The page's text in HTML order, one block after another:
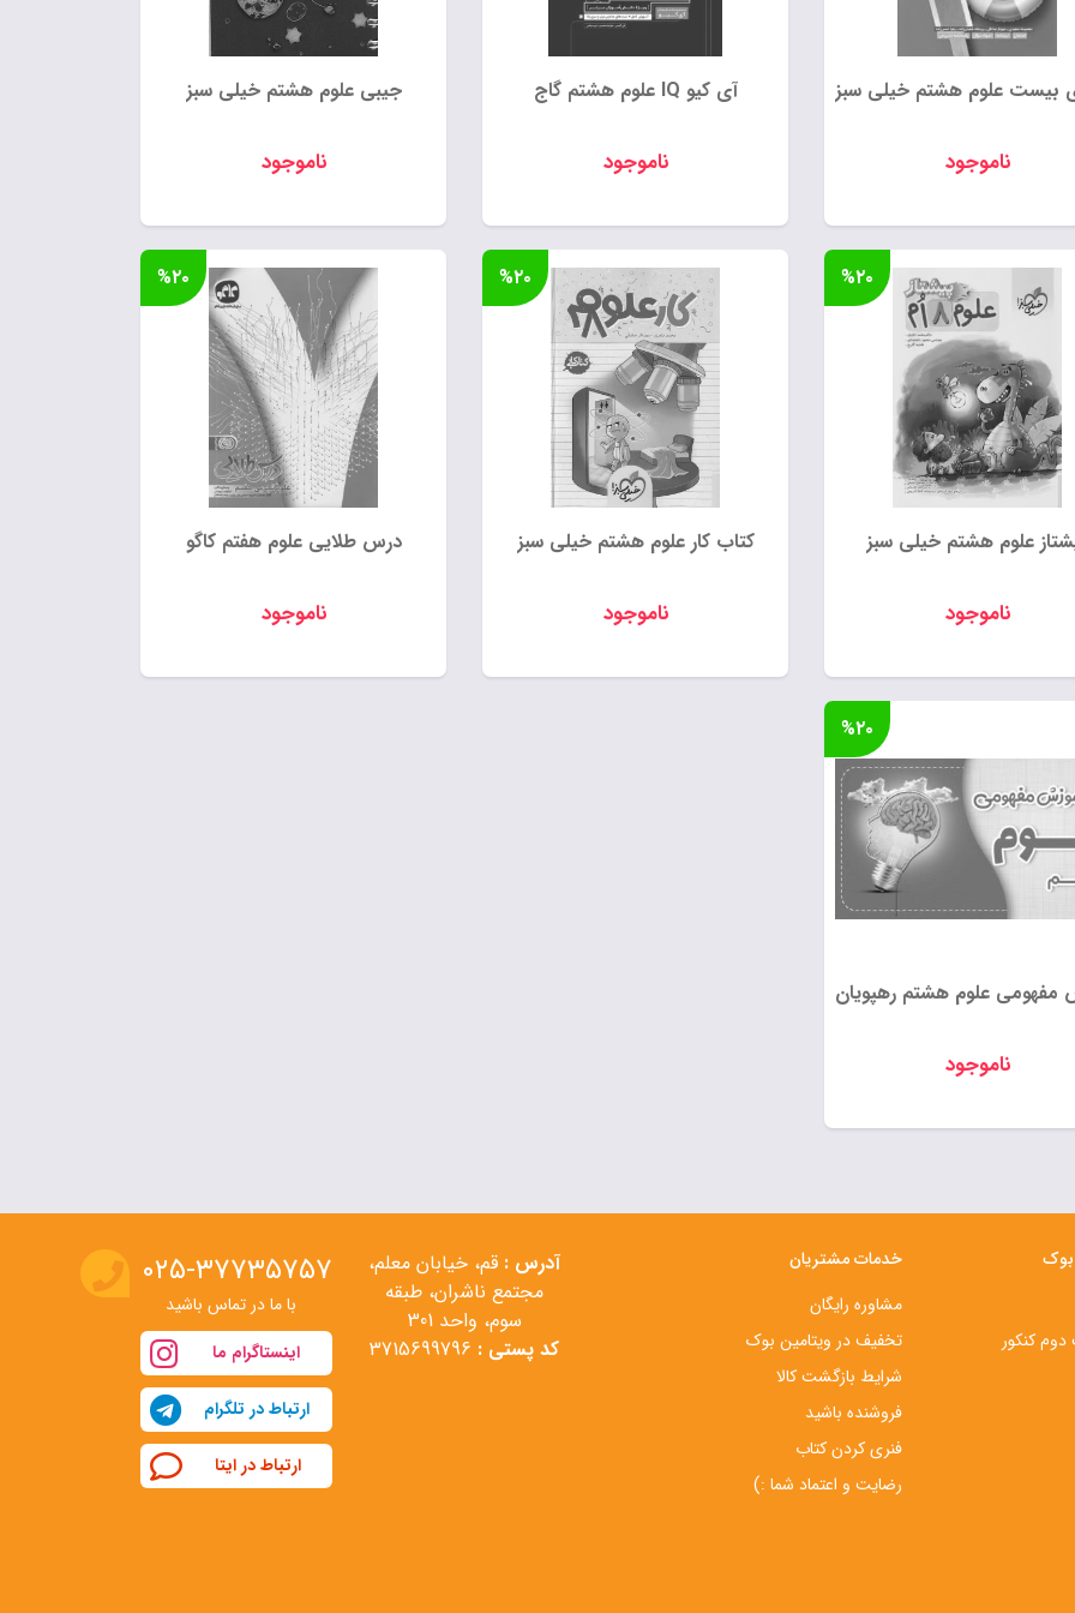
بیست علوم هشتم خیلی سبز
ناموجود
آی کیو IQ علوم هشتم گاج
ناموجود
جیبی علوم هشتم خیلی سبز
ناموجود
علوم هشتم خیلی سبز
ناموجود
%۲۰
کتاب کار علوم هشتم خیلی سبز
ناموجود
%۲۰
درس طلایی علوم هفتم کاگو
ناموجود
%۲۰
مفهومی علوم هشتم رهپویان
ناموجود
%۲۰
بوک
کنکور
خدمات مشتریان
مشاوره رایگان
تخفیف در ویتامین بوک
شرایط بازگشت کالا
فروشنده باشید
فنری کردن کتاب
رضایت و اعتماد شما :)
آدرس : قم، خیابان معلم،
مجتمع ناشران، طبقه
سوم، واحد 301
کد پستی :
۰۲۵-۳۷۷۳۵۷۵۷
با ما در تماس باشید
اینستاگرام ما
ارتباط در تلگرام
ارتباط در ایتا